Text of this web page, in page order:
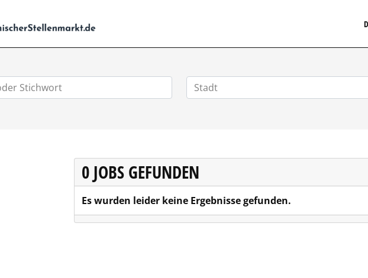
0 JOBS GEFUNDEN
Es wurden leider keine Ergebnisse gefunden.